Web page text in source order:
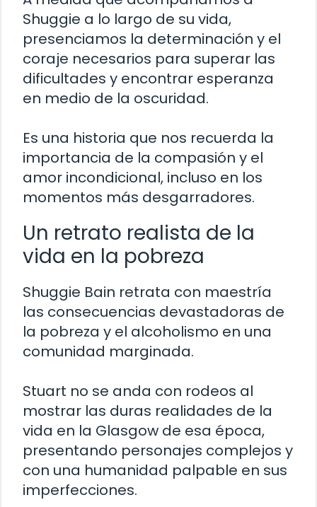
Shuggie a lo largo de su vida,
presenciamos la determinación y el
coraje necesarios para superar las
dificultades y encontrar esperanza
en medio de la oscuridad.
Es una historia que nos recuerda la
importancia de la compasión y el
amor incondicional, incluso en los
momentos más desgarradores.
Un retrato realista de la
vida en la pobreza
Shuggie Bain retrata con maestría
las consecuencias devastadoras de
la pobreza y el alcoholismo en una
comunidad marginada.
Stuart no se anda con rodeos al
mostrar las duras realidades de la
vida en la Glasgow de esa época,
presentando personajes complejos y
con una humanidad palpable en sus
imperfecciones.